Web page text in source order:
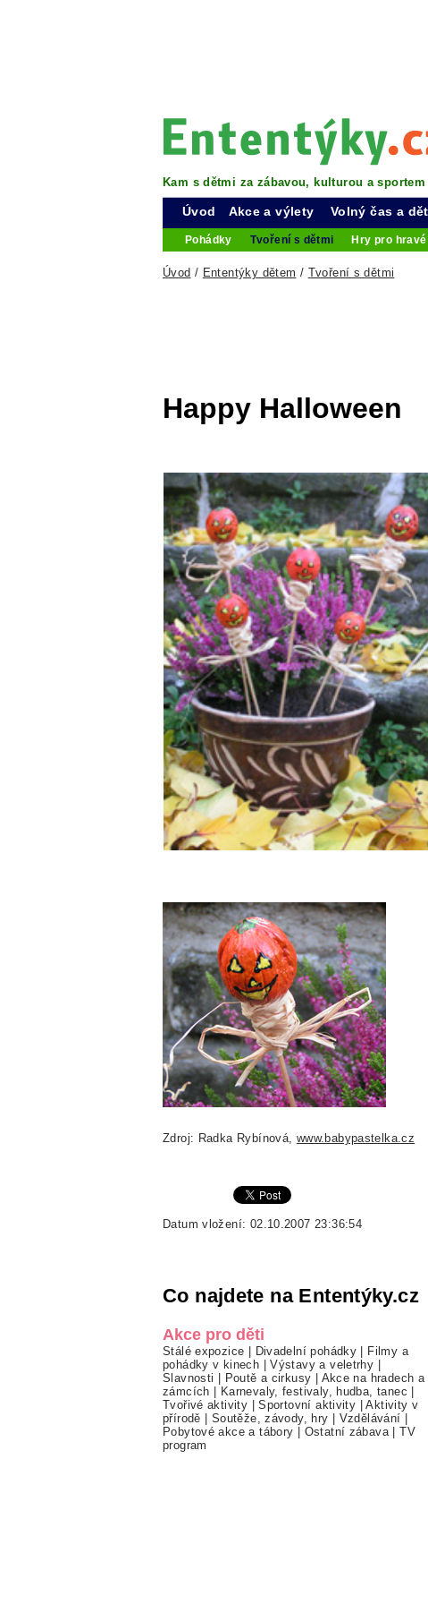
Kam s dětmi za zábavou, kulturou a
Úvod Akce a výlety Volný čas a
Pohádky Tvoření s dětmi Hry pro hravé
Úvod / Ententýky dětem / Tvoření s dětmi
Happy Halloween
Zdroj: Radka Rybínová, www.babypastelka.cz
Datum vložení: 02.10.2007 23:36:54
Co najdete na Ententýky.cz
Akce pro děti
Stálé expozice Divadelní pohádky
Filmy a
pohádky v kinech |Výstavy a veletrhy
Slavnosti
Poutě a cirkusy
Akce na hradech a
zámcích
Karnevaly, festivaly, hudba, tanec
Tvořivé aktivity |Sportovní aktivity |Aktivity v
přírodě
Soutěže, závody, hry Vzdělávání
Pobytové akce a tábory
Ostatní zábava|TV
program